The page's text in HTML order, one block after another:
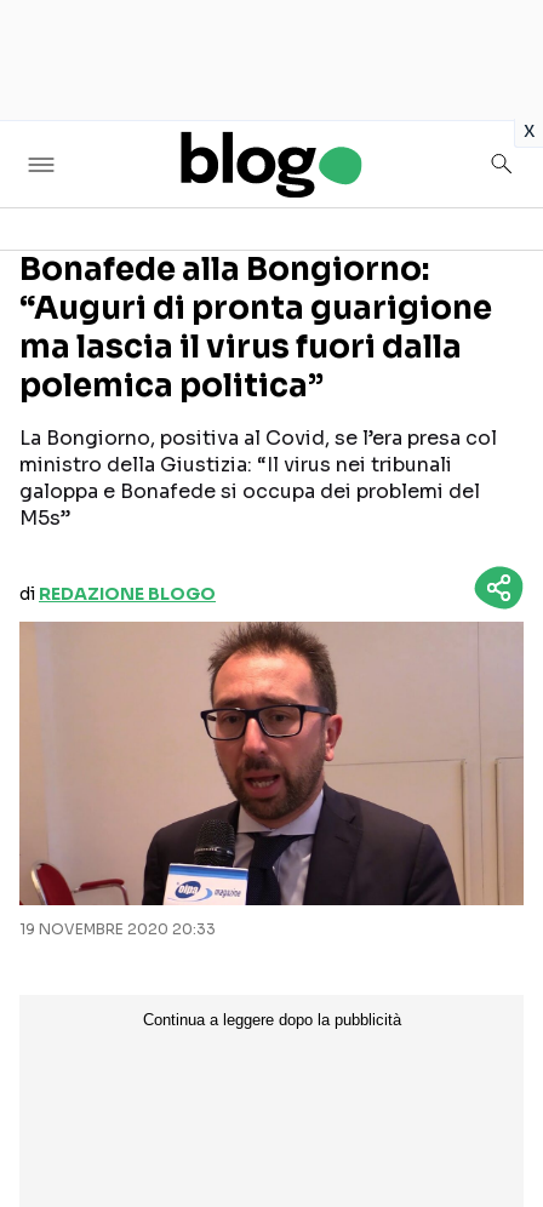
x
Seguici sui social
Bonafede alla Bongiorno:
“Auguri di pronta guarigione
ma lascia il virus fuori dalla
polemica politica”
La Bongiorno, positiva al Covid, se l’era presa col
ministro della Giustizia: “Il virus nei tribunali
galoppa e Bonafede si occupa dei problemi del
M5s”
di REDAZIONE BLOGO
19 NOVEMBRE 2020 20:33